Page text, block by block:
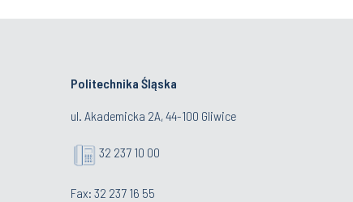
Politechnika Śląska
ul. Akademicka 2A, 44-100 Gliwice
32 237 10 00
Fax: 32 237 16 55